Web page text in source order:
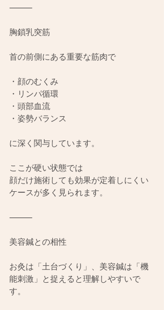
⸻
胸鎖乳突筋
首の前側にある重要な筋肉で
・顔のむくみ
・リンパ循環
・頭部血流
・姿勢バランス
に深く関与しています。
ここが硬い状態では
顔だけ施術しても効果が定着しにくい
ケースが多く見られます。
⸻
美容鍼との相性
お灸は「土台づくり」、美容鍼は「機
能刺激」と捉えると理解しやすいで
す。